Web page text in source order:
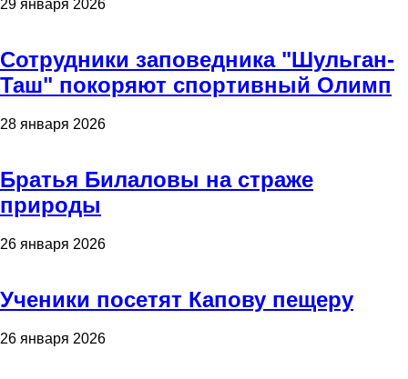
29 января 2026
Сотрудники заповедника "Шульган-
Таш" покоряют спортивный Олимп
28 января 2026
Братья Билаловы на страже
природы
26 января 2026
Ученики посетят Капову пещеру
26 января 2026